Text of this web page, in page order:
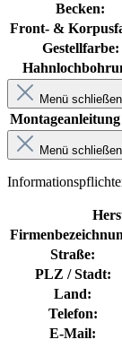
Becken:
Front- &
Gestellfarbe:
Menü schließen
Montageanleitung
Menü schließen
Straße:
PLZ / Stadt:
Land:
Telefon:
E-Mail: